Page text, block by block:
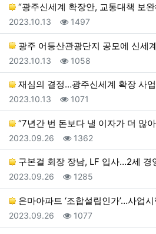
“광주신세계 확장안, 교통대책 보
등록일
2023.10.13 조회
1497
광주 어등산관광단지 공모에 신세
등록일
2023.10.13 조회
1058
재심의 결정…광주신세계 확장 사업
등록일
2023.10.13 조회
1071
“7년간 번 돈보다 낼 이자가 더 많
등록일
2023.09.26 조회
1362
구본걸 회장 장남, LF 입사…2세 경
등록일
2023.09.26 조회
1285
은마아파트 ‘조합설립인가’…사업
등록일
2023.09.26 조회
1077